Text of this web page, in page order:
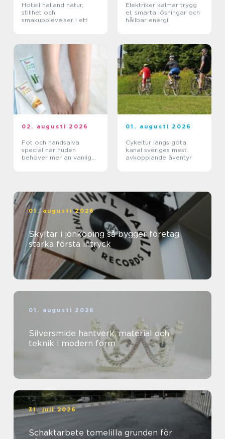
Hotell halland natur,
stillhet och
smakupplevelser i ett
Elektriker kalmar trygg
el, smarta lösningar och
hållbar energi
02. augusti 2026
Fot och handsalva
special när huden
behöver mer än vanlig
01. augusti 2026
Cykeltur längs göta
kanal sveriges mest
avkopplande äventyr
01. augusti 2026
Skyltar i jönköping så bygger företag
starka första intryck
01. augusti 2026
Silversmide hantverk, material och
teknik i modern form
31. juli 2026
Schaktarbete tomelilla grunden för